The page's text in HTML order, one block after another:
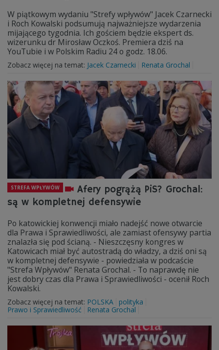
W piątkowym wydaniu "Strefy wpływów" Jacek Czarnecki
i Roch Kowalski podsumują najważniejsze wydarzenia
mijającego tygodnia. Ich gościem będzie ekspert ds.
wizerunku dr Mirosław Oczkoś. Premiera dziś na
YouTubie i w Polskim Radiu 24 o godz. 18.06.
Zobacz więcej na temat: Jacek Czarnecki Renata Grochal
STREFA WPŁYWÓW
Afery pogrążą PiS? Grochal:
są w kompletnej defensywie
Po katowickiej konwencji miało nadejść nowe otwarcie
dla Prawa i Sprawiedliwości, ale zamiast ofensywy partia
znalazła się pod ścianą. - Nieszczęsny kongres w
Katowicach miał być autostradą do władzy, a dziś oni są
w kompletnej defensywie - powiedziała w podcaście
"Strefa Wpływów" Renata Grochal. - To naprawdę nie
jest dobry czas dla Prawa i Sprawiedliwości - ocenił Roch
Kowalski.
Zobacz więcej na temat: POLSKA
polityka
Prawo i Sprawiedliwość
Renata Grochal